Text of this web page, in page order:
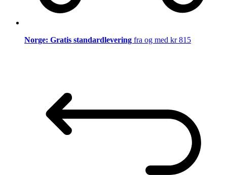
Norge: Gratis standardlevering fra og med kr 815